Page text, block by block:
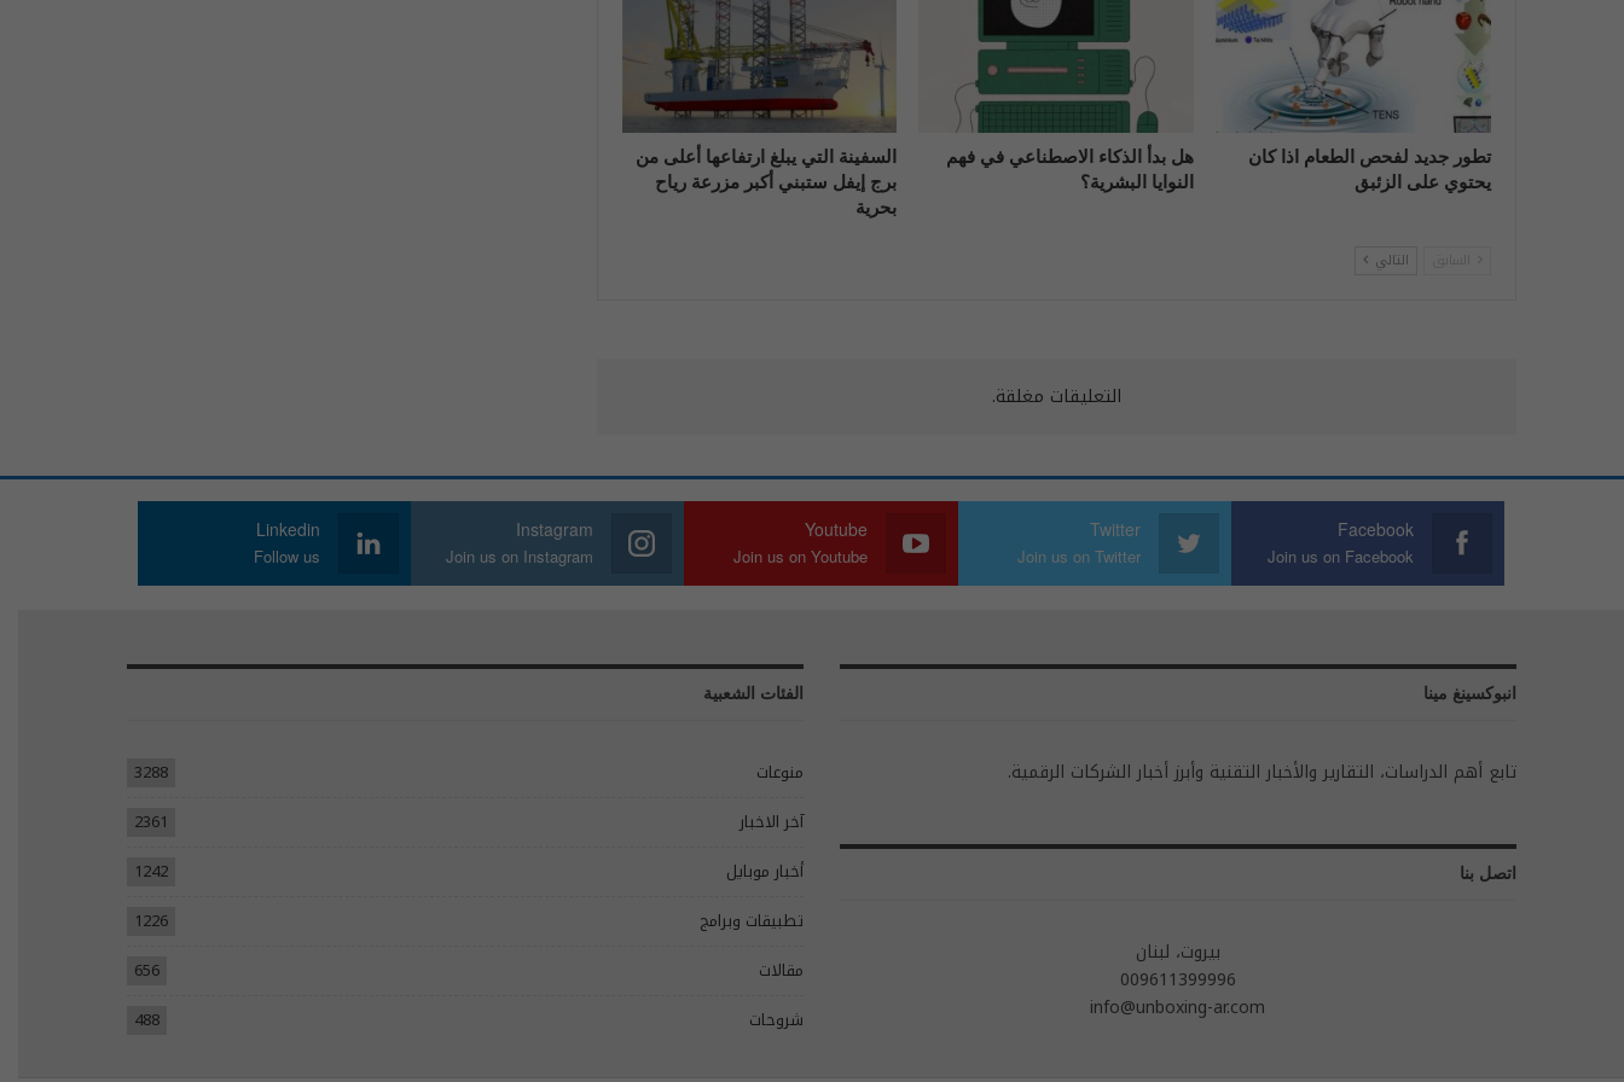
تطور جديد لفحص الطعام اذا كان
يحتوي على الزئبق
هل بدأ الذكاء الاصطناعي في فهم
النوايا البشرية؟
السفينة التي يبلغ ارتفاعها أعلى من
برج إيفل ستبني أكبر مزرعة رياح
بحرية
التالي
التعليقات مغلقة.
Facebook
Join us on Facebook
Twitter
Join us on Twitter
Youtube
Join us on Youtube
Instagram
Join us on Instagram
Linkedin
Follow us
انبوكسينغ مينا
تابع أهم الدراسات، التقارير والأخبار التقنية وأبرز أخبار الشركات الرقمية.
اتصل بنا
بيروت، لبنان
009611399996
info@unboxing-ar.com
الفئات الشعبية
منوعات
3288
آخر الاخبار
2361
أخبار موبايل
1242
تطبيقات وبرامج
1226
مقالات
656
شروحات
488